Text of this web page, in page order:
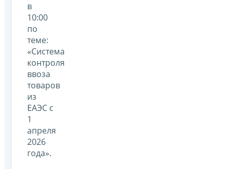
в
10:00
по
теме:
«Система
контроля
ввоза
товаров
из
ЕАЭС с
1
апреля
2026
года».